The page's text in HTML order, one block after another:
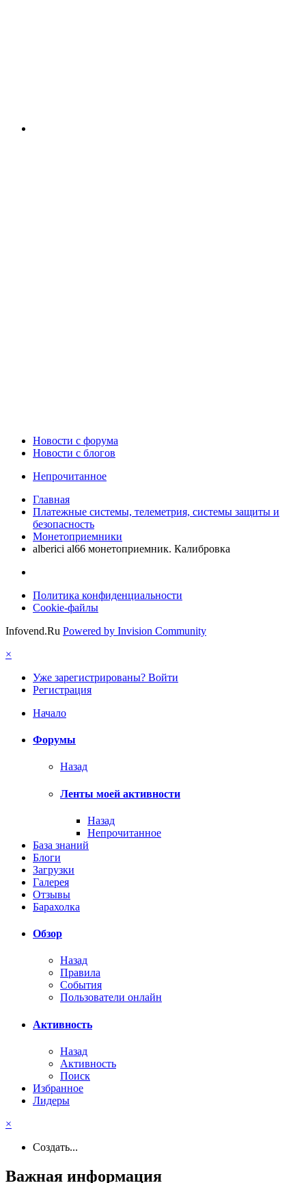
Новости c форума
Новости с блогов
Непрочитанное
Главная
Платежные системы, телеметрия, системы защиты и
безопасность
Монетоприемники
alberici al66 монетоприемник. Калибровка
Политика конфиденциальности
Cookie-файлы
Infovend.Ru Powered by Invision Community
×
Уже зарегистрированы? Войти
Регистрация
Начало
Форумы
Назад
Ленты моей активности
Назад
Непрочитанное
База знаний
Блоги
Загрузки
Галерея
Отзывы
Барахолка
Обзор
Назад
Правила
События
Пользователи онлайн
Активность
Назад
Активность
Поиск
Избранное
Лидеры
×
Создать...
Важная информация